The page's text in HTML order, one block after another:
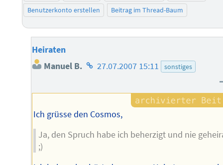
Benutzerkonto erstellen
Beitrag im Thread-Baum
Heiraten
Manuel B. Homepage
Autors
27.07.2007 15:11 sonstiges
Ich grüsse den Cosmos,
Ja, den Spruch habe ich beherzigt und nie
;)